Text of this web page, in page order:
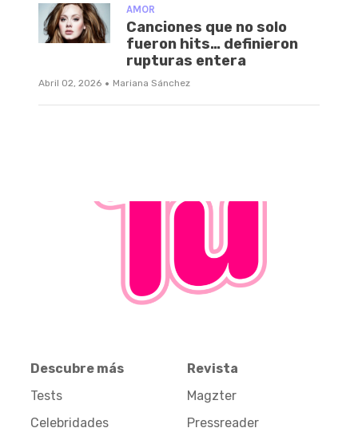
AMOR
Canciones que no solo
fueron hits… definieron
rupturas entera
Abril 02, 2026 · Mariana Sánchez
Descubre más
Tests
Celebridades
Revista
Magzter
Pressreader